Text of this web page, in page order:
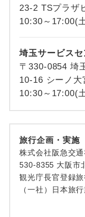
23-2 TSプラザ
10:30～17:00(
埼玉サービスセ
〒330-0854 埼
10-16 シーノ
10:30～17:00(
旅行企画・実施
株式会社阪急交通
530-8355 大阪市
観光庁長官登録
（一社）日本旅